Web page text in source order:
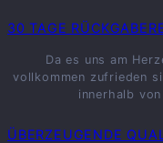
30 TAGE
Da es uns am
vollkommen zufrieden
innerhalb
ÜBERZEUGENDE